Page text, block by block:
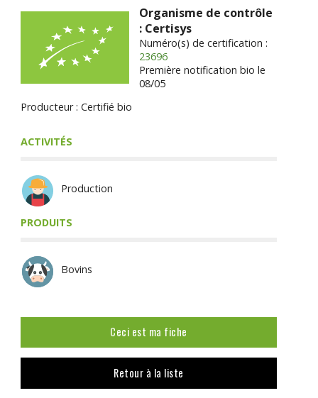
Organisme de contrôle
: Certisys
Numéro(s) de certification :
23696
Première notification bio le
08/05
Producteur : Certifié bio
ACTIVITÉS
Production
PRODUITS
Bovins
Ceci est ma fiche
Retour à la liste